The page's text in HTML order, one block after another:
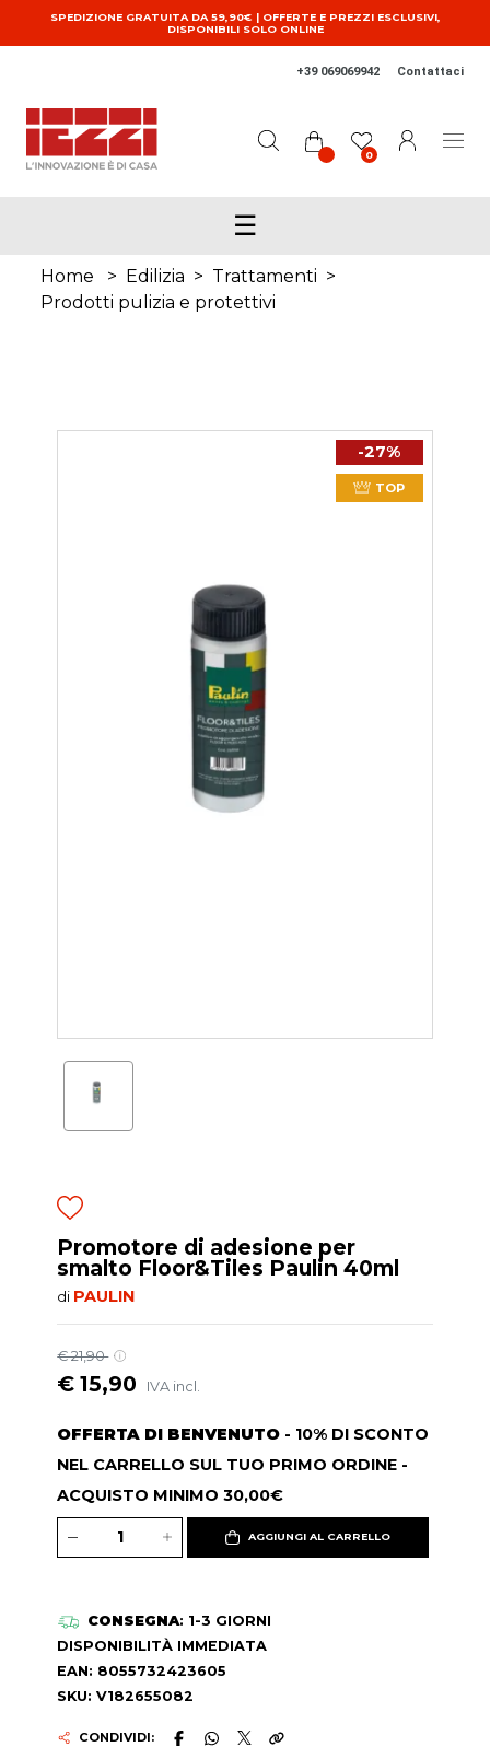
Salta al contenuto principale
SPEDIZIONE GRATUITA DA 59,90€ | OFFERTE E PREZZI ESCLUSIVI,
DISPONIBILI SOLO ONLINE
+39 069069942 Contattaci
0
☰
Home > Edilizia > Trattamenti >
Prodotti pulizia e protettivi
-27%
TOP
Promotore di adesione per
smalto Floor&Tiles Paulin 40ml
di PAULIN
€ 21,90
€ 15,90 IVA incl.
OFFERTA DI BENVENUTO - 10% DI SCONTO
NEL CARRELLO SUL TUO PRIMO ORDINE -
ACQUISTO MINIMO 30,00€
AGGIUNGI AL CARRELLO
CONSEGNA: 1-3 GIORNI
DISPONIBILITÀ IMMEDIATA
EAN: 8055732423605
SKU: V182655082
CONDIVIDI: